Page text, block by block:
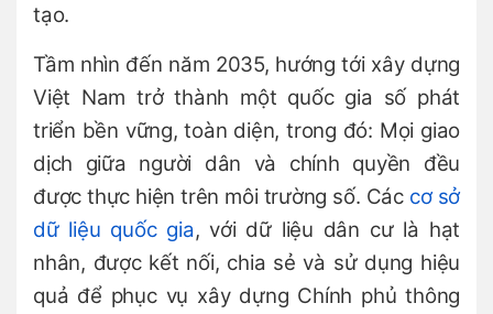
tạo.
Tầm nhìn đến năm 2035, hướng tới xây dựng
Việt Nam trở thành một quốc gia số phát
triển bền vững, toàn diện, trong đó: Mọi giao
dịch giữa người dân và chính quyền đều
được thực hiện trên môi trường số. Các cơ sở
dữ liệu quốc gia, với dữ liệu dân cư là hạt
nhân, được kết nối, chia sẻ và sử dụng hiệu
quả để phục vụ xây dựng Chính phủ thông